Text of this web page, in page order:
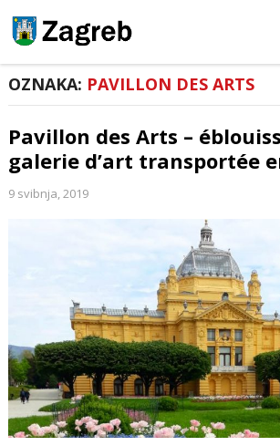
OZNAKA: PAVILLON DES ARTS
Pavillon des Arts –
galerie d’art transportée
9 svibnja, 2019